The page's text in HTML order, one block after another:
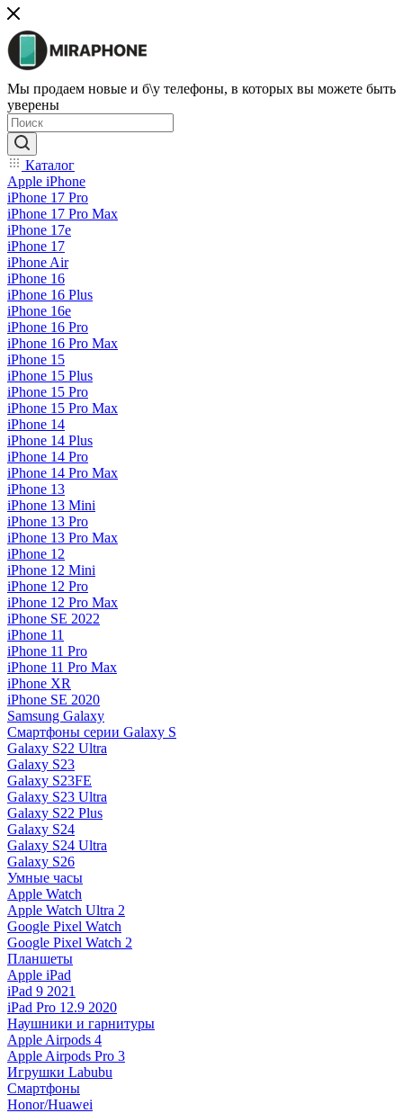
Мы продаем новые и б\у телефоны, в которых вы можете быть
уверены
Каталог
Apple iPhone
iPhone 17 Pro
iPhone 17 Pro Max
iPhone 17e
iPhone 17
iPhone Air
iPhone 16
iPhone 16 Plus
iPhone 16e
iPhone 16 Pro
iPhone 16 Pro Max
iPhone 15
iPhone 15 Plus
iPhone 15 Pro
iPhone 15 Pro Max
iPhone 14
iPhone 14 Plus
iPhone 14 Pro
iPhone 14 Pro Max
iPhone 13
iPhone 13 Mini
iPhone 13 Pro
iPhone 13 Pro Max
iPhone 12
iPhone 12 Mini
iPhone 12 Pro
iPhone 12 Pro Max
iPhone SE 2022
iPhone 11
iPhone 11 Pro
iPhone 11 Pro Max
iPhone XR
iPhone SE 2020
Samsung Galaxy
Смартфоны серии Galaxy S
Galaxy S22 Ultra
Galaxy S23
Galaxy S23FE
Galaxy S23 Ultra
Galaxy S22 Plus
Galaxy S24
Galaxy S24 Ultra
Galaxy S26
Умные часы
Apple Watch
Apple Watch Ultra 2
Google Pixel Watch
Google Pixel Watch 2
Планшеты
Apple iPad
iPad 9 2021
iPad Pro 12.9 2020
Наушники и гарнитуры
Apple Airpods 4
Apple Airpods Pro 3
Игрушки Labubu
Смартфоны
Honor/Huawei